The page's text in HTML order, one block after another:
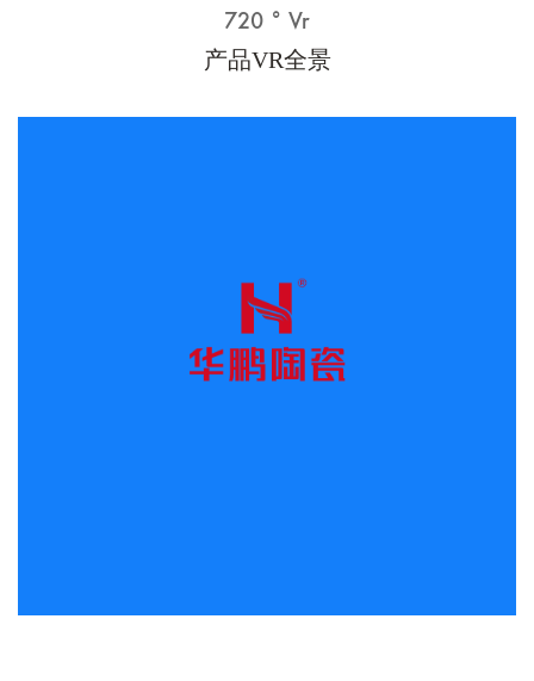
720 ° Vr
产品VR全景